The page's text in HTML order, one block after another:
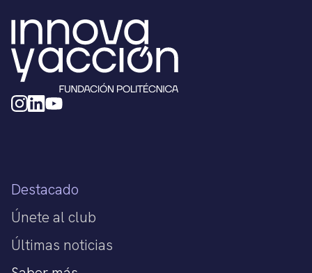
Destacado
Únete al club
Últimas noticias